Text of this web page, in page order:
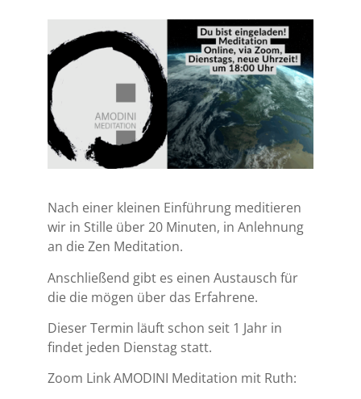
Nach einer kleinen Einführung meditieren
wir in Stille über 20 Minuten, in Anlehnung
an die Zen Meditation.
Anschließend gibt es einen Austausch für
die die mögen über das Erfahrene.
Dieser Termin läuft schon seit 1 Jahr in
findet jeden Dienstag statt.
Zoom Link AMODINI Meditation mit Ruth: